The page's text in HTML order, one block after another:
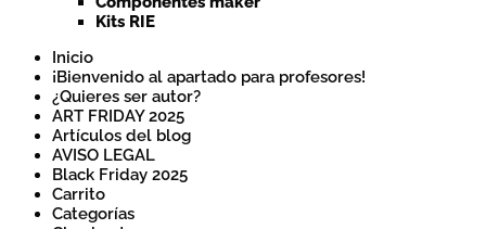
Kits RIE
Inicio
¡Bienvenido al apartado para profesores!
¿Quieres ser autor?
ART FRIDAY 2025
Artículos del blog
AVISO LEGAL
Black Friday 2025
Carrito
Categorías